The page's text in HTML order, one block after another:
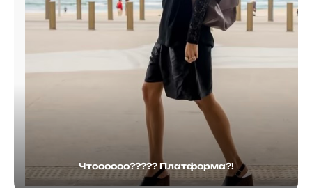
Чтоооооо????? Платформа?!